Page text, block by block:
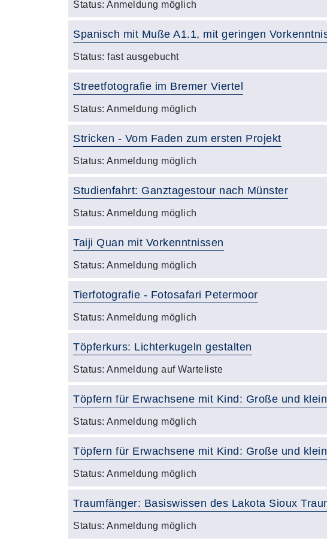
Status: Anmeldung möglich
Spanisch mit Muße A1.1, mit geringen
Status: fast ausgebucht
Streetfotografie im Bremer Viertel
Status: Anmeldung möglich
Stricken - Vom Faden zum ersten Projekt
Status: Anmeldung möglich
Studienfahrt: Ganztagestour nach Münster
Status: Anmeldung möglich
Taiji Quan mit Vorkenntnissen
Status: Anmeldung möglich
Tierfotografie - Fotosafari Petermoor
Status: Anmeldung möglich
Töpferkurs: Lichterkugeln gestalten
Status: Anmeldung auf Warteliste
Töpfern für Erwachsene mit Kind: Große und
Status: Anmeldung möglich
Töpfern für Erwachsene mit Kind: Große und
Status: Anmeldung möglich
Traumfänger: Basiswissen des Lakota Sioux
Status: Anmeldung möglich